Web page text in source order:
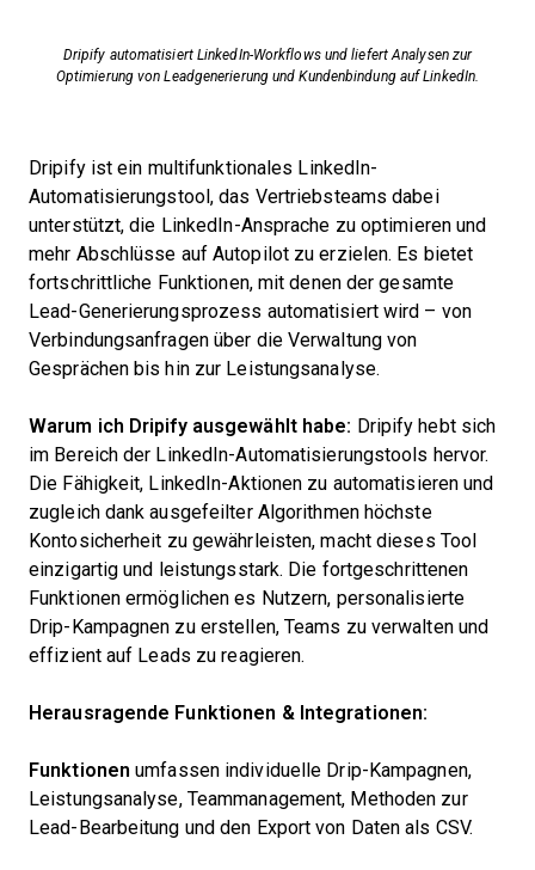
Dripify automatisiert LinkedIn-Workflows und liefert Analysen zur
Optimierung von Leadgenerierung und Kundenbindung auf LinkedIn.
Dripify ist ein multifunktionales LinkedIn-
Automatisierungstool, das Vertriebsteams dabei
unterstützt, die LinkedIn-Ansprache zu optimieren und
mehr Abschlüsse auf Autopilot zu erzielen. Es bietet
fortschrittliche Funktionen, mit denen der gesamte
Lead-Generierungsprozess automatisiert wird – von
Verbindungsanfragen über die Verwaltung von
Gesprächen bis hin zur Leistungsanalyse.
Warum ich Dripify ausgewählt habe: Dripify hebt sich
im Bereich der LinkedIn-Automatisierungstools hervor.
Die Fähigkeit, LinkedIn-Aktionen zu automatisieren und
zugleich dank ausgefeilter Algorithmen höchste
Kontosicherheit zu gewährleisten, macht dieses Tool
einzigartig und leistungsstark. Die fortgeschrittenen
Funktionen ermöglichen es Nutzern, personalisierte
Drip-Kampagnen zu erstellen, Teams zu verwalten und
effizient auf Leads zu reagieren.
Herausragende Funktionen & Integrationen:
Funktionenumfassen individuelle Drip-Kampagnen,
Leistungsanalyse, Teammanagement, Methoden zur
Lead-Bearbeitung und den Export von Daten als CSV.